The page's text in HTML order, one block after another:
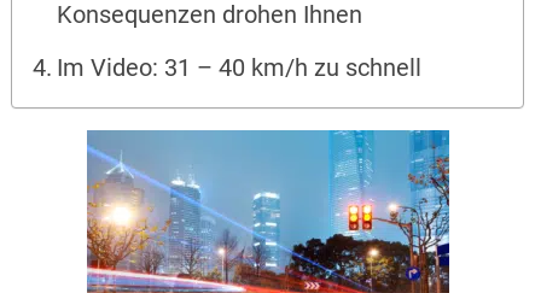
Konsequenzen drohen Ihnen
Im Video: 31 – 40 km/h zu schnell